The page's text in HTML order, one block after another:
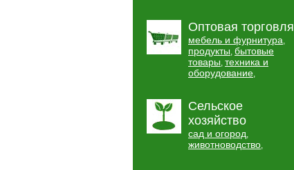
Оптовая торговля
мебель и фурнитура,
продукты, бытовые
товары, техника и
оборудование,
Сельское
хозяйство
сад и огород,
животноводство,